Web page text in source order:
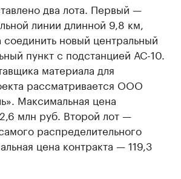
два лота. Первый —
линии длинной 9,8 км,
соединить новый центральный
пункт с подстанцией АС-10.
материала для
рассматривается ООО
Максимальная цена
млн руб. Второй лот —
распределительного
цена контракта — 119,3